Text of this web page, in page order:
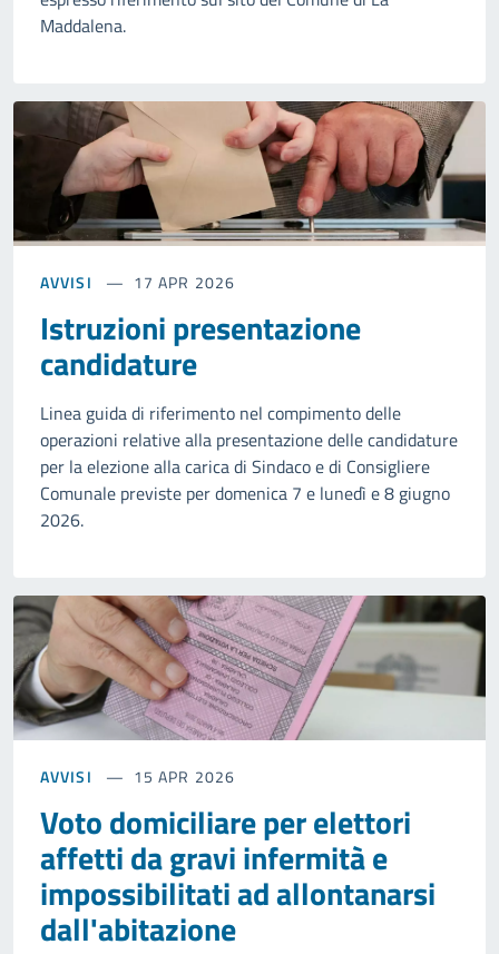
Maddalena.
AVVISI 17 APR 2026
Istruzioni presentazione
candidature
Linea guida di riferimento nel compimento delle
operazioni relative alla presentazione delle candidature
per la elezione alla carica di Sindaco e di Consigliere
Comunale previste per domenica 7 e lunedì e 8 giugno
2026.
AVVISI 15 APR 2026
Voto domiciliare per elettori
affetti da gravi infermità e
impossibilitati ad allontanarsi
dall'abitazione